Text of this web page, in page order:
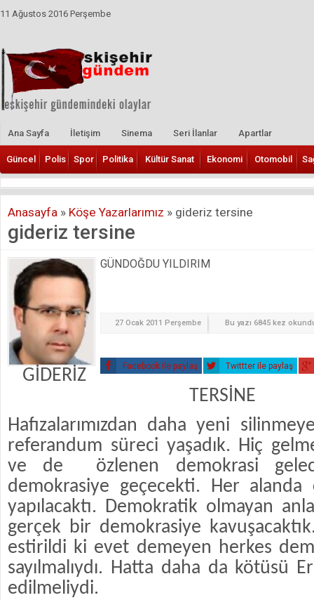
11 Ağustos 2016 Perşembe
Ana Sayfa İletişim Sinema Seri İlanlar Apartlar
Güncel Polis Spor Politika Kültür Sanat Ekonomi Otomobil
Anasayfa » Köşe Yazarlarımız » gideriz tersine
gideriz tersine
GÜNDOĞDU YILDIRIM
27 Ocak 2011 Perşembe Bu yazı 6845 kez
Facebook ile paylaş Twittter ile paylaş
GİDERİZ
TERSİNE
Hafızalarımızdan daha yeni
referandum süreci yaşadık. Hiç
ve de
özlenen demokrasi
demokrasiye geçecekti. Her
yapılacaktı. Demokratik olmayan
gerçek bir demokrasiye
estirildi ki evet demeyen herkes
sayılmalıydı. Hatta daha da kötüsü
edilmeliydi.